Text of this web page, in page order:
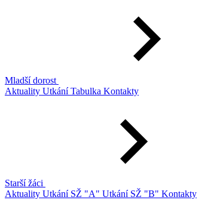
Mladší dorost
Aktuality UtkáníTabulka Kontakty
Starší žáci
Aktuality Utkání SŽ "A" Utkání SŽ "B" Kontakty